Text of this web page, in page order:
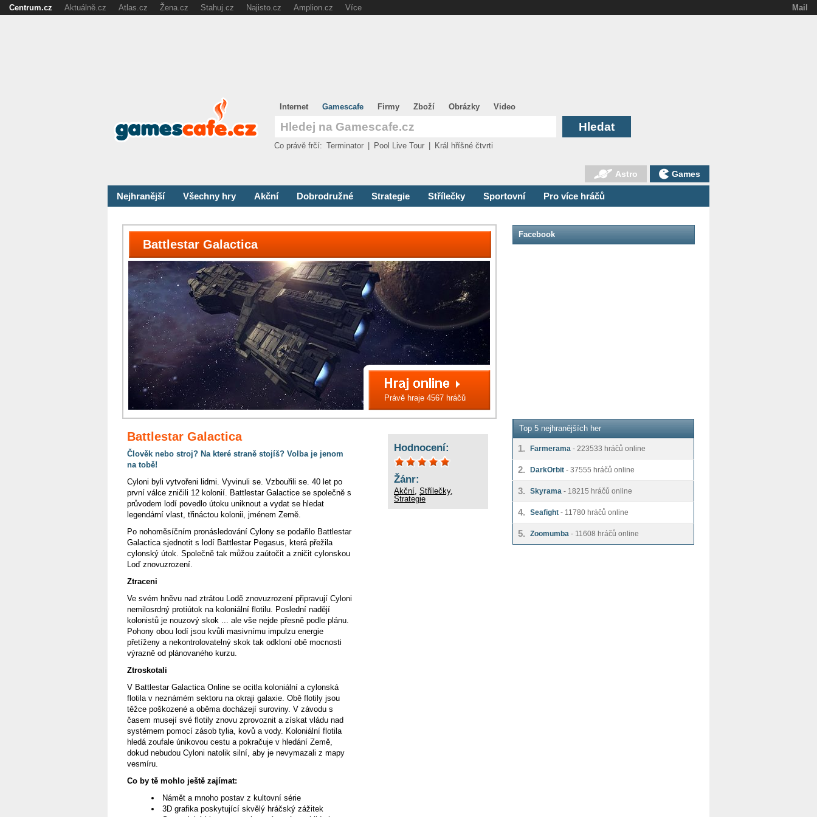
Nejhranější Všechny hry Akční Dobrodružné Strategie Střílečky Sportovní Pro více hráčů
Battlestar Galactica
Právě hraje 4567 hráčů
Battlestar Galactica
Člověk nebo stroj? Na které straně stojíš? Volba je jenom
na tobě!
Cyloni byli vytvořeni lidmi. Vyvinuli se. Vzbouřili se. 40 let po
první válce zničili 12 kolonií. Battlestar Galactice se společně s
průvodem lodí povedlo útoku uniknout a vydat se hledat
legendární vlast, třináctou kolonii, jménem Země.
Po nohoměsíčním pronásledování Cylony se podařilo Battlestar
Galactica sjednotit s lodí Battlestar Pegasus, která přežila
cylonský útok. Společně tak můžou zaútočit a zničit cylonskou
Loď znovuzrození.
Ztraceni
Ve svém hněvu nad ztrátou Lodě znovuzrození připravují Cyloni
nemilosrdný protiútok na koloniální flotilu. Poslední nadějí
kolonistů je nouzový skok ... ale vše nejde přesně podle plánu.
Pohony obou lodí jsou kvůli masivnímu impulzu energie
přetíženy a nekontrolovatelný skok tak odkloní obě mocnosti
výrazně od plánovaného kurzu.
Ztroskotali
V Battlestar Galactica Online se ocitla koloniální a cylonská
flotila v neznámém sektoru na okraji galaxie. Obě flotily jsou
těžce poškozené a oběma docházejí suroviny. V závodu s
časem musejí své flotily znovu zprovoznit a získat vládu nad
systémem pomocí zásob tylia, kovů a vody. Koloniální flotila
hledá zoufale únikovou cestu a pokračuje v hledání Země,
dokud nebudou Cyloni natolik silní, aby je nevymazali z mapy
vesmíru.
Co by tě mohlo ještě zajímat:
Námět a mnoho postav z kultovní série
3D grafika poskytující skvělý hráčský zážitek
Hodnocení:
Žánr:
Akční, Střílečky,
Strategie
Facebook
Top 5 nejhranějších her
1. Farmerama - 223533 hráčů online
2. DarkOrbit - 37555 hráčů online
3. Skyrama - 18215 hráčů online
4. Seafight - 11780 hráčů online
5. Zoomumba - 11608 hráčů online
Internet Gamescafe Firmy Zboží Obrázky Video
Astro Games
Co právě frčí: Terminator Pool Live Tour Král hříšné čtvrti
Mail
Centrum.cz Aktuálně.cz Atlas.cz Žena.cz Stahuj.cz Najisto.cz Amplion.cz Více